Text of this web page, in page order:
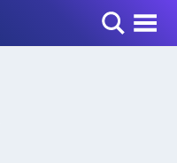
Toggle Menu